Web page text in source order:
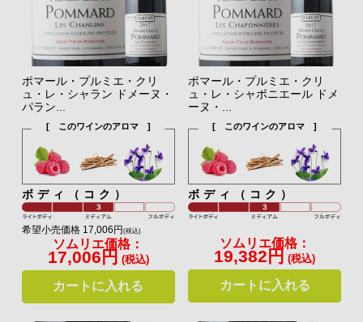
ポマール・プルミエ・クリ
ュ・レ・シャラン ドメーヌ・
パラン...
[ このワインのアロマ ]
ボディ（コク）
希望小売価格 17,006円 (税込)
ソムリエ価格：
17,006円 (税込)
カートに入れる
ポマール・プルミエ・クリ
ュ・レ・シャポニエール ドメ
ーヌ・...
[ このワインのアロマ ]
ボディ（コク）
ソムリエ価格：
19,382円 (税込)
カートに入れる